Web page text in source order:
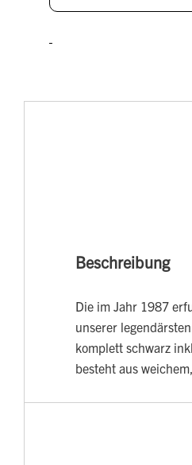
Beschreibung
Die im Jahr 1987
unserer
komplett schwarz
besteht aus